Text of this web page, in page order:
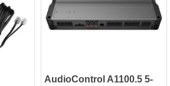
AudioControl A1100.5 5-